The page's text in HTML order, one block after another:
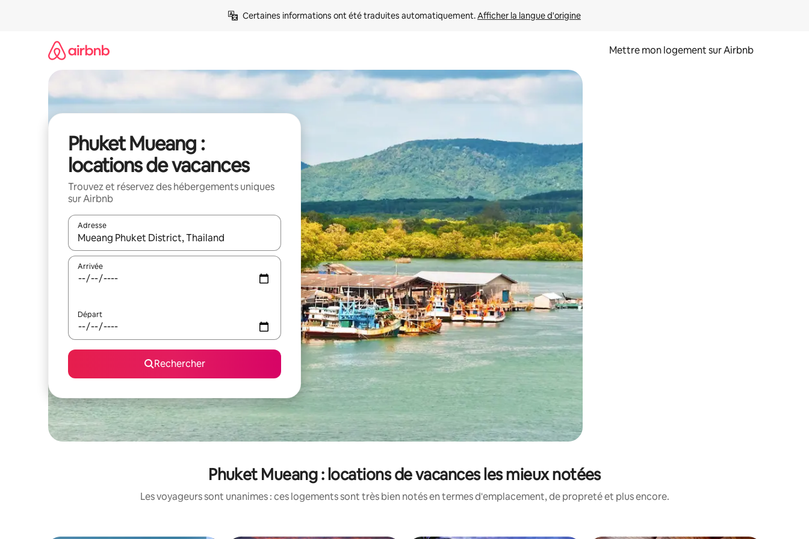
Certaines informations ont été traduites automatiquement. Afficher la langue d'origine
Mettre mon logement sur Airbnb
Phuket Mueang :
locations de vacances
Trouvez et réservez des hébergements uniques
sur Airbnb
Adresse
Lorsque les résultats s'affichent, utilisez les flèches vers le haut et vers le bas pour les parcourir ou en appuyant et en faisant glisser.
Arrivée
Départ
Rechercher
Phuket Mueang : locations de vacances les mieux notées
Les voyageurs sont unanimes : ces logements sont très bien notés en termes d'emplacement, de propreté et plus encore.